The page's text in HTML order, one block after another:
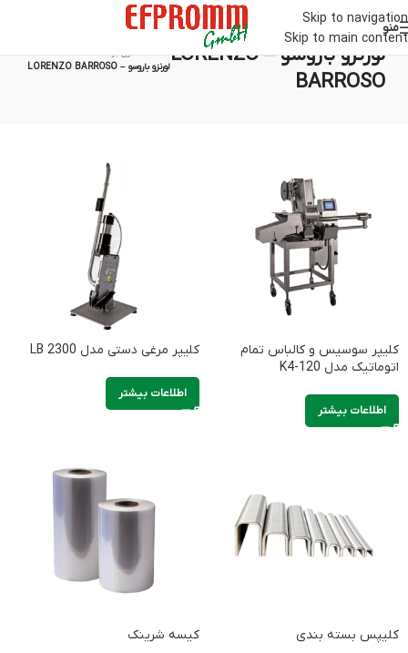
Skip to navigation
Skip to main content
منو
لورنزو باروسو – LORENZO
BARROSO
خانه/محصول برند/
لورنزو باروسو – LORENZO BARROSO
کلیپر سوسیس و کالباس تمام
اتوماتیک مدل K4-120
اطلاعات بیشتر
کلیپر مرغی دستی مدل LB 2300
اطلاعات بیشتر
کلیپس بسته بندی کیسه شرینک